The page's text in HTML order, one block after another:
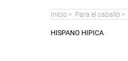
Inicio > Para el caballo >
HISPANO HIPICA